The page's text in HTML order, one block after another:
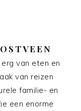
van eten en
van reizen
familie- en
een enorme